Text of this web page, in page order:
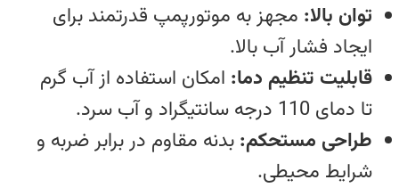
توان بالا: مجهز به موتورپمپ قدرتمند برای
ایجاد فشار آب بالا.
قابلیت تنظیم دما: امکان استفاده از آب گرم
تا دمای 110 درجه سانتیگراد و آب سرد.
طراحی مستحکم: بدنه مقاوم در برابر ضربه و
شرایط محیطی.